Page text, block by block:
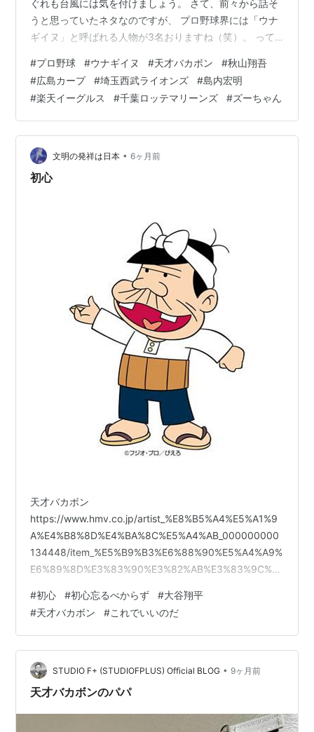
ぐれも台風には気を付けましょう。 さて、前々から話そ
うと思っていたネタなのですが、 プロ野球界には「ウナ
ギイヌ」と呼ばれる人物が3名おりますね（笑）。 って
います！ ウナギイヌ（天才バカボン）
#プロ野球 #ウナギイヌ #天才バカボン #秋山翔吾
#広島カープ #埼玉西武ライオンズ #島内宏明
#楽天イーグルス #千葉ロッテマリーンズ #ズーちゃん
文明の発祥は日本 • 6ヶ月前
初心
天才バカボン
https://www.hmv.co.jp/artist_%E8%B5%A4%E5%A1%9
A%E4%B8%8D%E4%BA%8C%E5%A4%AB_000000000
134448/item_%E5%B9%B3%E6%88%90%E5%A4%A9%
E6%89%8D%E3%83%90%E3%82%AB%E3%83%9C%E
41%E6%89%8D%E3%81%AE%E6%98%A5%E3%81%A0
%E3%81%8B%E3%82%89%E3%82%BB%E3%83%AC%E
3%82%AF%E3%82%B7%E3%83%A7%E3%83%B3_3533
209 より 知人…
#初心 #初心忘るべからず #大谷翔平
#天才バカボン #これでいいのだ
STUDIO F+ (STUDIOFPLUS) Official BLOG • 9ヶ月前
天才バカボンのパパ